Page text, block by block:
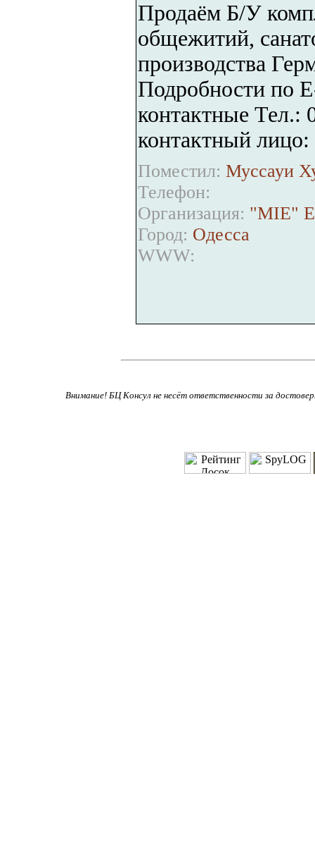
Продаём Б/У
общежитий,
производства
Подробности по
контактные Тел.:
контактный
Поместил: Муссауи
Телефон:
Организация: "MIE"
Город: Одесса
WWW:
Внимание! БЦ Консул не несёт ответственности за